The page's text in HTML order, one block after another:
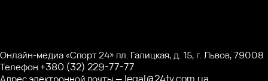
Онлайн-медиа «Спорт 24» пл. Галицкая, д. 15, г. Львов, 79008
Телефон +380 (32) 229-77-77